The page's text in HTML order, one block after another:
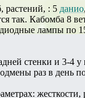
растений, : 5 данио
так. Кабомба 8
лампы по
стенки и 3-4
раз в день